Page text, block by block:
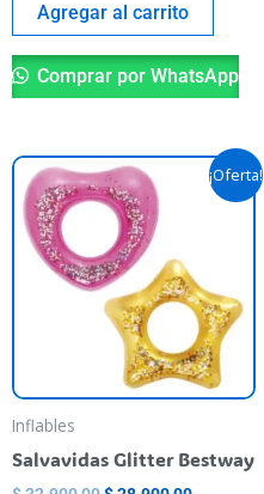
Agregar al carrito
Comprar por WhatsApp
¡Oferta!
Inflables
Salvavidas Glitter Bestway
Original
price
was:
$ 32.900,00.
Current
price